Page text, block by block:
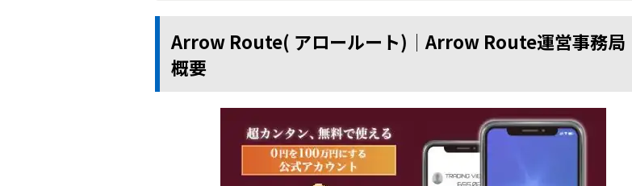
Arrow Route( アロールート)│Arrow Route運営事務局
概要